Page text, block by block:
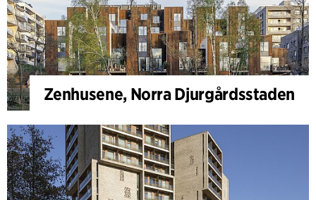
Zenhusene, Norra Djurgårdsstaden